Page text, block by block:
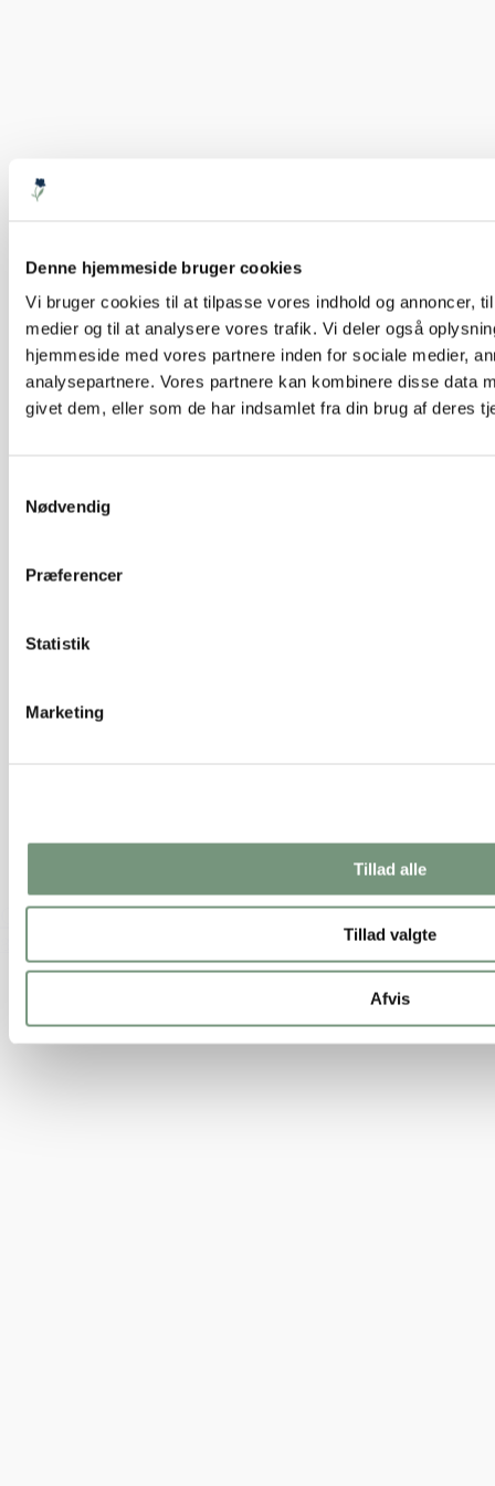
Denne hjemmeside bruger cookies
Vi bruger cookies til at tilpasse vores indhold og annoncer,
medier og til at analysere vores trafik. Vi deler også
hjemmeside med vores partnere inden for sociale medier,
analysepartnere. Vores partnere kan kombinere disse data
givet dem, eller som de har indsamlet fra din brug af deres
Nødvendig
Præferencer
Statistik
Marketing
Tillad alle
Tillad valgte
Afvis
OASIS® Lys holder